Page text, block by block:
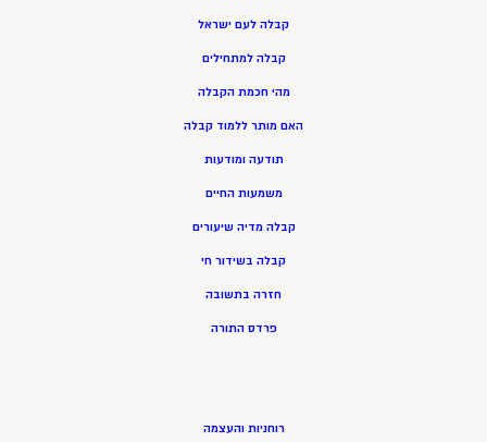
קבלה לעם ישראל
קבלה למתחילים
מהי חכמת הקבלה
האם מותר ללמוד קבלה
תודעה ומודעות
משמעות החיים
קבלה מדיה שיעורים
קבלה בשידור חי
חזרה בתשובה
פרדס התורה
רוחניות והעצמה